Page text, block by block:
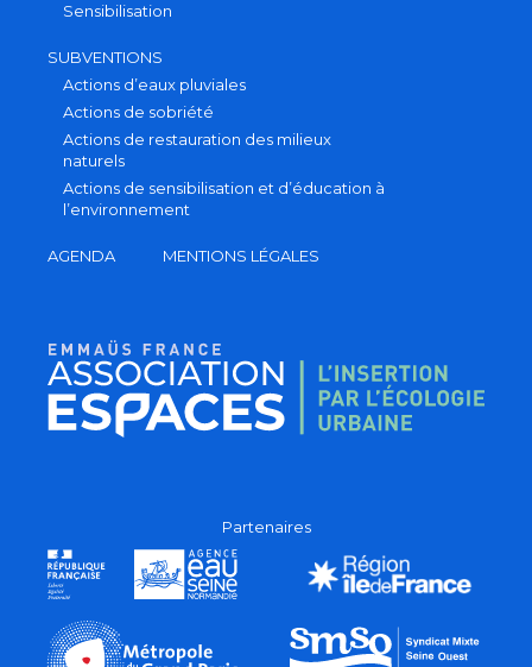
Sensibilisation
SUBVENTIONS
Actions d’eaux pluviales
Actions de sobriété
Actions de restauration des milieux
naturels
Actions de sensibilisation et d’éducation à
l’environnement
AGENDA MENTIONS LÉGALES
Partenaires